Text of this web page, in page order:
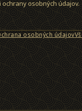
osobných údajov.
osobných údajov